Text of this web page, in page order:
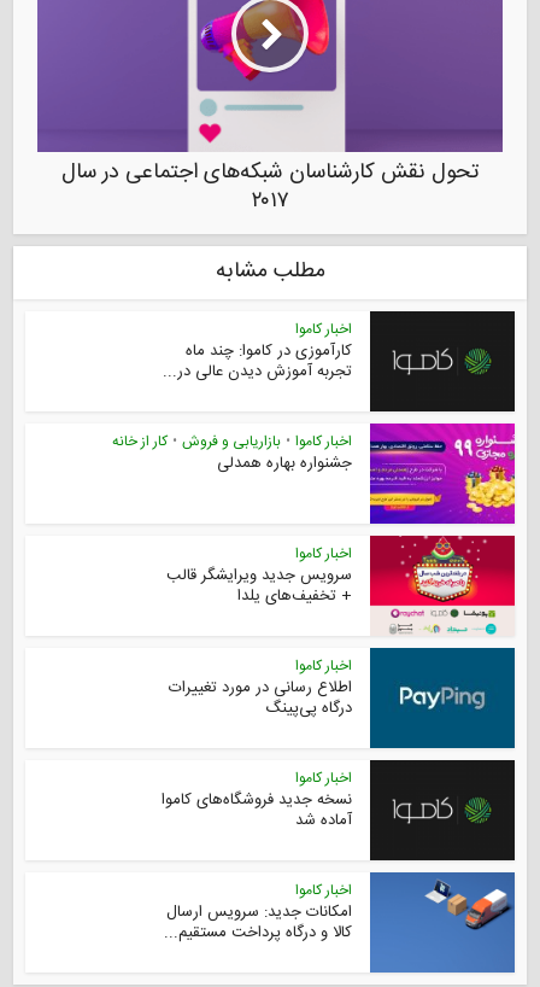
تحول نقش کارشناسان شبکه‌های اجتماعی در سال
۲۰۱۷
مطلب مشابه
اخبار کاموا
کارآموزی در کاموا: چند ماه
تجربه آموزش دیدن عالی در...
اخبار کاموا • بازاریابی و فروش • کار از خانه
جشنواره بهاره همدلی
اخبار کاموا
سرویس جدید ویرایشگر قالب
+‌ تخفیف‌های یلدا
اخبار کاموا
اطلاع رسانی در مورد تغییرات
درگاه پی‌پینگ
اخبار کاموا
نسخه جدید فروشگاه‌های کاموا
آماده شد
اخبار کاموا
امکانات جدید: سرویس ارسال
کالا و درگاه پرداخت مستقیم...